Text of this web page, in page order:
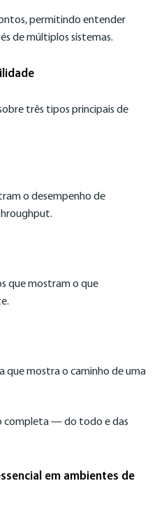
permitindo entender
de múltiplos sistemas.
três tipos principais de
o desempenho de
que mostram o que
que mostra o caminho de uma
completa — do todo e das
em ambientes de